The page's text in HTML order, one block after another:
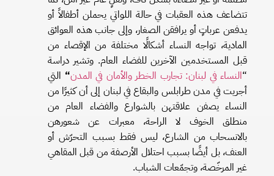
تتضاعف هذه العقبات في حالة اللواتي يحملن أطفالاً أو
يدفعن عرباتٍ أو يرافقن الصغار، وإلى جانب هذه العوائق
المادية، تواجه النساء أشكالًا مختلفة من الإقصاء من
قبل المستخدمين الآخرين للفضاء العام. وتشير دراسة
“النساء في لبنان:تجارب الخطر والأمان في المدن“ التي
أجريت في مدن طرابلس والبقاع في لبنان إلى أن كثيرًا من
النساء يصفن علاقتهن بالشوارع والفضاء العام من
منطلق الخوف لا الراحة، معبرات عن شعورهن
بالانسحاب من الشارع، ليس فقط بسبب التحرّش أو
العنف، بل أيضًا بسبب احتلال الأرصفة من قبل المقاهي
غير المرخّصة، وتجمّعات الشباب.